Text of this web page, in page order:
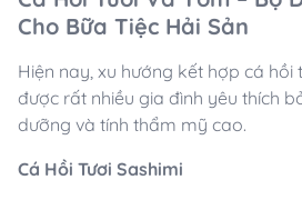
Cho Bữa Tiệc Hải Sản
Hiện nay, xu hướng kết hợp cá
được rất nhiều gia đình yêu thích
dưỡng và tính thẩm mỹ cao.
Cá Hồi Tươi Sashimi